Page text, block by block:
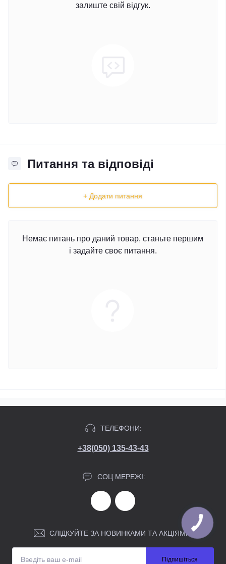
залиште свій відгук.
Питання та відповіді
+ Додати питання
Немає питань про даний товар, станьте першим
і задайте своє питання.
ТЕЛЕФОНИ:
+38(050) 135-43-43
СОЦ МЕРЕЖІ:
СЛІДКУЙТЕ ЗА НОВИНКАМИ ТА АКЦІЯМИ:
Підпишіться